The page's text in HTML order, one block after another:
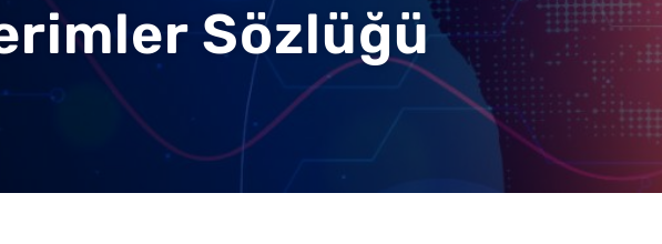
Sözlüğü